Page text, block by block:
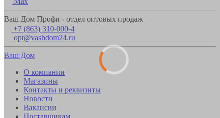
Ваш Дом Профи - отдел оптовых продаж
+7 (863) 310-000-4
opt@vashdom24.ru
Ваш Дом
О компании
Магазины
Контакты и реквизиты
Новости
Вакансии
Поставщикам